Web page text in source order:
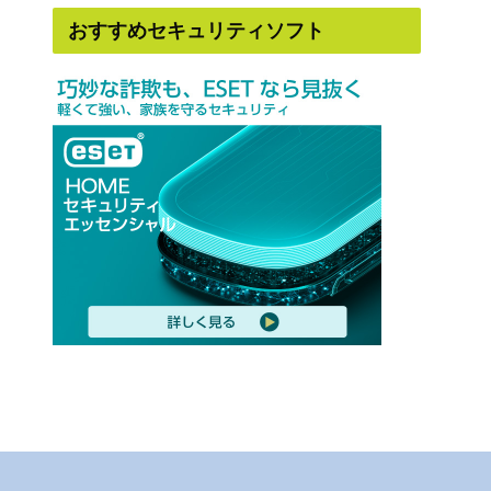
おすすめセキュリティソフト